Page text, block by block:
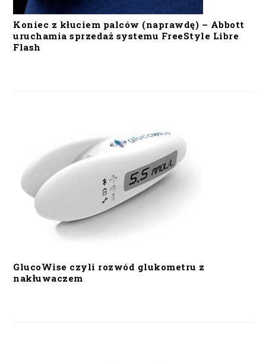
Koniec z kłuciem palców (naprawdę) – Abbott
uruchamia sprzedaż systemu FreeStyle Libre
Flash
GlucoWise czyli rozwód glukometru z
nakłuwaczem